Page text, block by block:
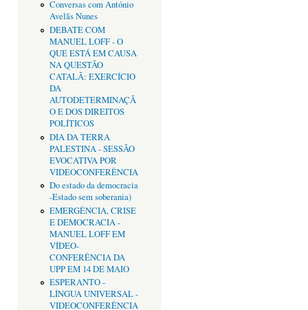
Conversas com António
Avelãs Nunes
DEBATE COM
MANUEL LOFF - O
QUE ESTÁ EM CAUSA
NA QUESTÃO
CATALÃ: EXERCÍCIO
DA
AUTODETERMINAÇÃ
O E DOS DIREITOS
POLÍTICOS
DIA DA TERRA
PALESTINA - SESSÃO
EVOCATIVA POR
VIDEOCONFERÊNCIA
Do estado da democracia
-Estado sem soberania)
EMERGÊNCIA, CRISE
E DEMOCRACIA -
MANUEL LOFF EM
VÍDEO-
CONFERÊNCIA DA
UPP EM 14 DE MAIO
ESPERANTO -
LÍNGUA UNIVERSAL -
VIDEOCONFERÊNCIA